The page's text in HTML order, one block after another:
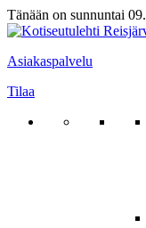
Tänään on sunnuntai
Asiakaspalvelu
Tilaa